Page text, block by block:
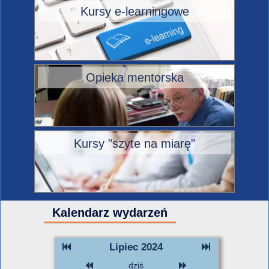
Kursy e-learningowe
Opieka mentorska
Kursy "szyte na miarę"
Kalendarz wydarzeń
Lipiec 2024
dziś